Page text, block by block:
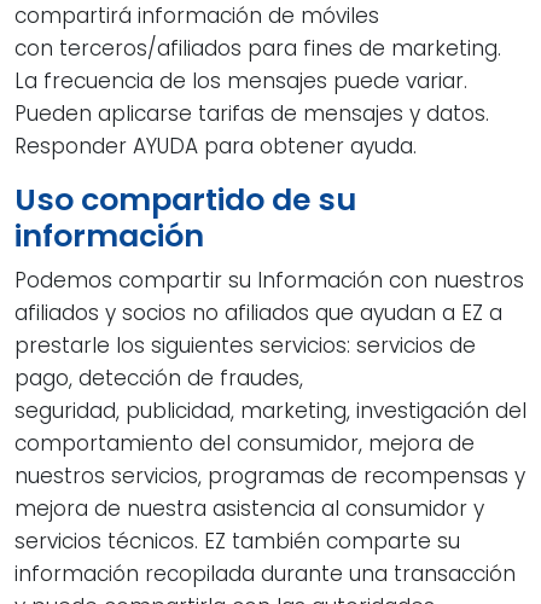
compartirá información de móviles
con terceros/afiliados para fines de marketing.
La frecuencia de los mensajes puede variar.
Pueden aplicarse tarifas de mensajes y datos.
Responder AYUDA para obtener ayuda.
Uso compartido de su
información
Podemos compartir su Información con nuestros
afiliados y socios no afiliados que ayudan a EZ a
prestarle los siguientes servicios: servicios de
pago, detección de fraudes,
seguridad, publicidad, marketing, investigación del
comportamiento del consumidor, mejora de
nuestros servicios, programas de recompensas y
mejora de nuestra asistencia al consumidor y
servicios técnicos. EZ también comparte su
información recopilada durante una transacción